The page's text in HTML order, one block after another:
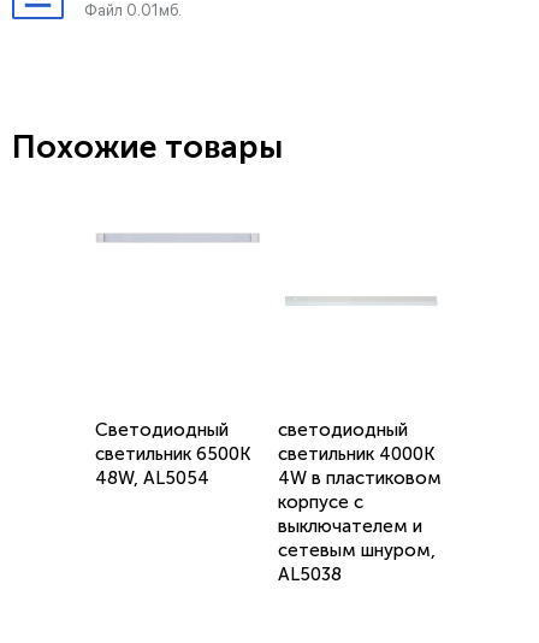
Файл 0.01мб.
Похожие товары
Светодиодный
светильник 6500K
48W, AL5054
светодиодный
светильник 4000K
4W в пластиковом
корпусе с
выключателем и
сетевым шнуром,
AL5038